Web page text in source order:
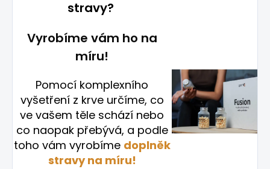
stravy?
Vyrobíme vám ho na
míru!
Pomocí komplexního
vyšetření z krve určíme, co
ve vašem těle schází nebo
co naopak přebývá, a podle
toho vám vyrobíme doplněk
stravy na míru!